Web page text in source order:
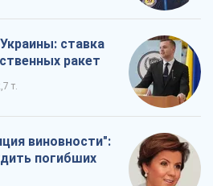
ставка
ракет
т.
виновности":
погибших